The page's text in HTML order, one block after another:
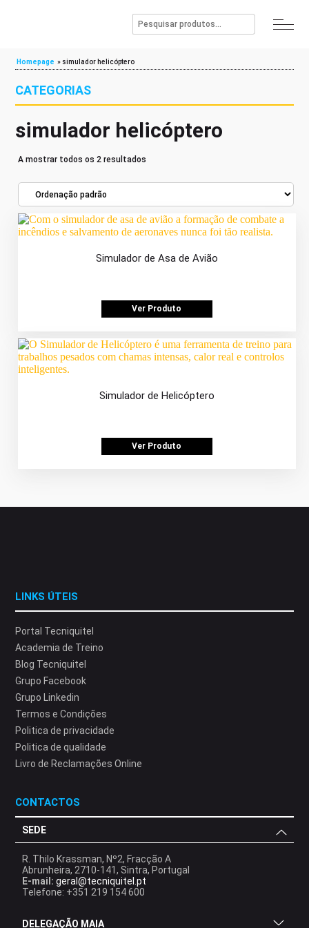
Homepage »simulador helicóptero
CATEGORIAS
simulador helicóptero
A mostrar todos os 2 resultados
Simulador de Asa de Avião
Ver Produto
Simulador de Helicóptero
Ver Produto
LINKS ÚTEIS
Portal Tecniquitel
Academia de Treino
Blog Tecniquitel
Grupo Facebook
Grupo Linkedin
Termos e Condições
Politica de privacidade
Politica de qualidade
Livro de Reclamações Online
CONTACTOS
SEDE
R. Thilo Krassman, Nº2, Fracção A
Abrunheira, 2710-141, Sintra, Portugal
E-mail: geral@tecniquitel.pt
Telefone: +351 219 154 600
DELEGAÇÃO MAIA